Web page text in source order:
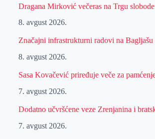
Dragana Mirković večeras na Trgu slobode
8. avgust 2026.
Značajni infrastrukturni radovi na Bagljašu
8. avgust 2026.
Sasa Kovačević priređuje veče za
7. avgust 2026.
Dodatno učvršćene veze Zrenjanina i
7. avgust 2026.